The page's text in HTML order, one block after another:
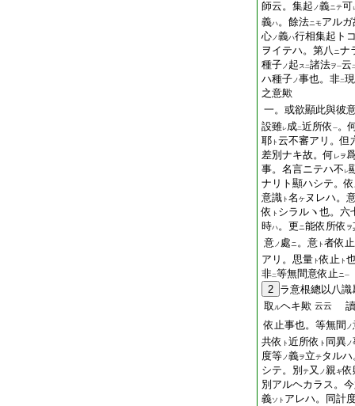
師云。集起 ノ義ニテ可
義ハ。餘法ニモアル
心ノ義ハ行相集起ト
ヲイテハ。第八ニナ
種子ノ 起 ス 二諸法ヲ一云
ハ種子ノ事也。非二
之意歟
一。或欲顯此與彼
設雖レ成二近所依 一。
耶 ト 云不審アリ。但
差別ナキ故。何 レヲ
事。名言ニテハ不 レ
ナリト顯ハシテ。依
意識 ト 名 ケ ヌレハ。
依 ト シラルヽ也。六
時ハ。更ニ能依所依 ヲ
意ノ 處ニ。意 ト 者依
アリ。思量 ト依止 ト
非二等無間意依止ニ一
2 ラ意根總以八
取ルヘキ歟 云云
讀
依止事也。等無間 ノ
共依 ト 近所依 ト 同異ノ
度等ノ義ヲ 立テタル
シテ。別 テ又 ノ親キ
別アルヘカラス。
義ソト アレハ。同計